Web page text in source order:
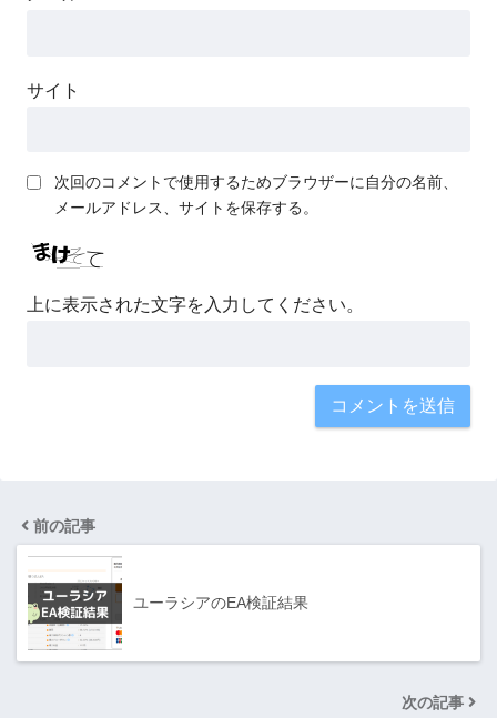
サイト
次回のコメントで使用するためブラウザーに自分の名前、
メールアドレス、サイトを保存する。
上に表示された文字を入力してください。
前の記事
ユーラシアのEA検証結果
次の記事